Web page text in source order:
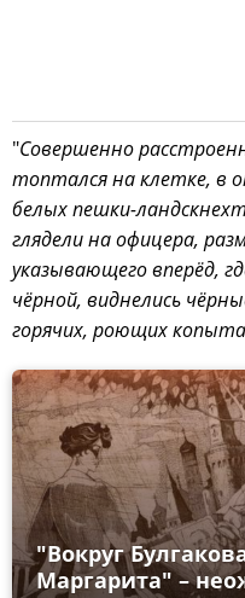
"Совершенно
топтался на клетке, в
белых пешки-
глядели на офицера,
указывающего вперёд,
чёрной, виднелись
горячих, роющих
"Вокруг
Маргарита" –